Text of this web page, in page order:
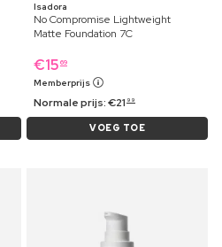
Isadora
No Compromise Lightweight
Matte Foundation 7C
€15 69
Memberprijs
Normale prijs:€21 99
VOEG TOE